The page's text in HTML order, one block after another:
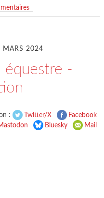
cheval
MARS 2024
équestre -
: Twitter/X
Facebook
Bluesky Mail